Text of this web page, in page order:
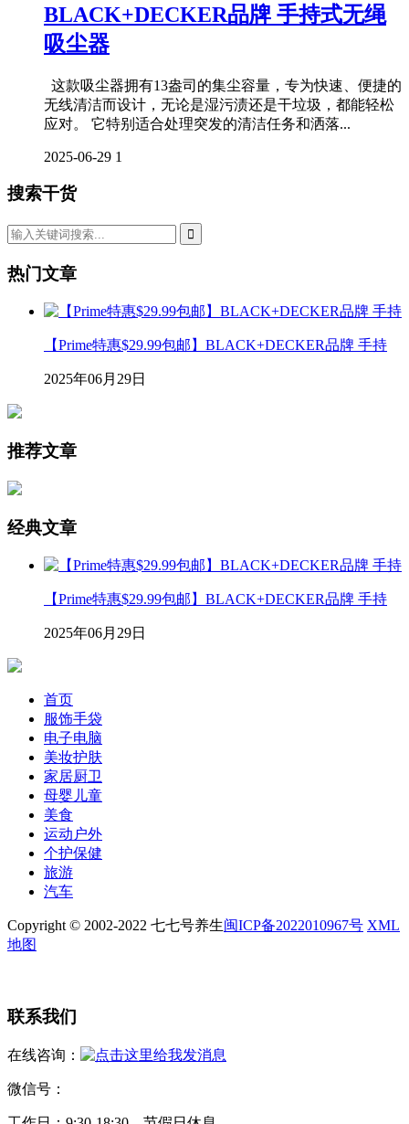
BLACK+DECKER品牌 手持式无绳
吸尘器
这款吸尘器拥有13盎司的集尘容量，专为快速、便捷的
无线清洁而设计，无论是湿污渍还是干垃圾，都能轻松
应对。 它特别适合处理突发的清洁任务和洒落...
2025-06-29 1
搜索干货
热门文章
【Prime特惠$29.99包邮】BLACK+DECKER品牌 手持
2025年06月29日
推荐文章
经典文章
【Prime特惠$29.99包邮】BLACK+DECKER品牌 手持
2025年06月29日
首页
服饰手袋
电子电脑
美妆护肤
家居厨卫
母婴儿童
美食
运动户外
个护保健
旅游
汽车
Copyright © 2002-2022 七七号养生闽ICP备2022010967号 XML
地图
联系我们
在线咨询：
微信号：